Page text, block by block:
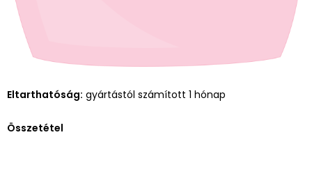
Eltarthatóság: gyártástól számított 1 hónap
Összetétel